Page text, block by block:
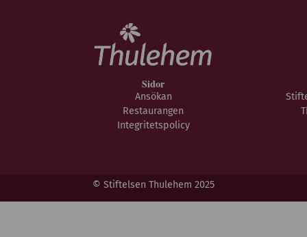
Sidor
Ansökan
Restaurangen
Integritetspolicy
© Stiftelsen Thulehem 2025